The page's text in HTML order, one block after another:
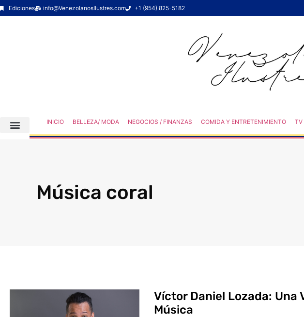
Ediciones info@VenezolanosIlustres.com +1 (954) 825-5182
INICIO BELLEZA/ MODA NEGOCIOS / FINANZAS COMIDA Y ENTRETENIMIENTO TV
Música coral
Víctor Daniel Lozada: Una
Música